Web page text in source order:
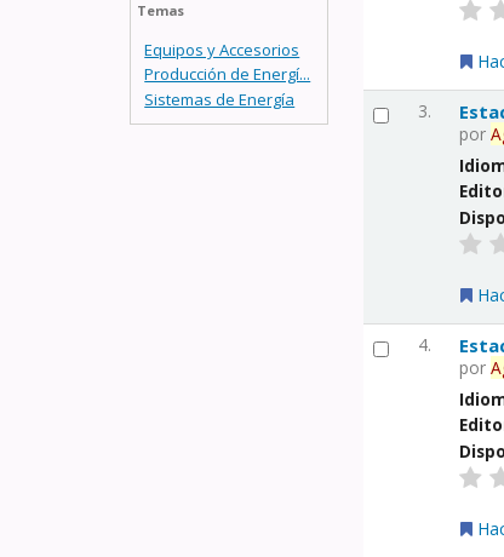
Temas
Equipos y Accesorios
Producción de Energí...
Sistemas de Energía
3.
por
4.
por